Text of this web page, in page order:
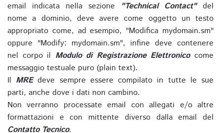
email indicata nella sezione
"Technical Contact"del
nome a dominio, deve avere come oggetto un testo
appropriato come, ad esempio, "Modifica mydomain.sm"
oppure "Modify: mydomain.sm", infine deve contenere
nel corpo il Modulo di Registrazione Elettronicocome
messaggio testuale puro (plain text).
Il MREdeve sempre essere compilato in tutte le sue
parti, anche dove i dati non cambino.
Non verranno processate email con allegati e/o altre
formattazioni e con mittente diverso dalla email del
Contatto Tecnico.